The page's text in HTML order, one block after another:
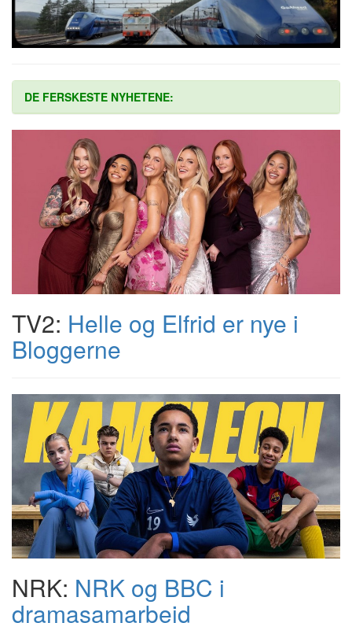
DE FERSKESTE NYHETENE:
TV2: Helle og Elfrid er nye i
Bloggerne
NRK: NRK og BBC i
dramasamarbeid